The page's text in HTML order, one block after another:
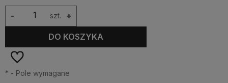
szt. +
-
DO KOSZYKA
* - Pole wymagane